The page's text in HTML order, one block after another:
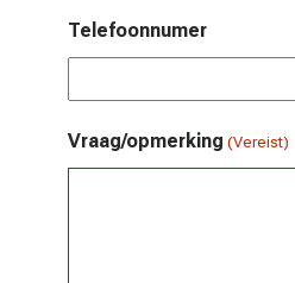
Telefoonnumer
Vraag/opmerking (Vereist)